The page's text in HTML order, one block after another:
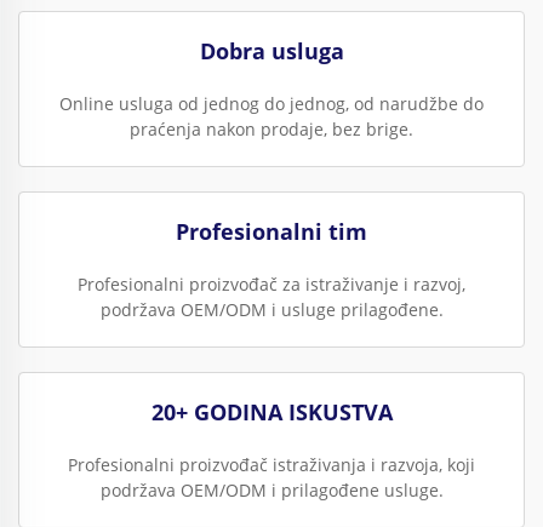
Dobra usluga
Online usluga od jednog do jednog, od narudžbe do
praćenja nakon prodaje, bez brige.
Profesionalni tim
Profesionalni proizvođač za istraživanje i razvoj,
podržava OEM/ODM i usluge prilagođene.
20+ GODINA ISKUSTVA
Profesionalni proizvođač istraživanja i razvoja, koji
podržava OEM/ODM i prilagođene usluge.